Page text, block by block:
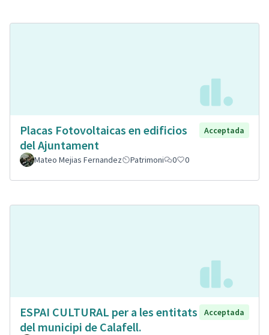
Placas Fotovoltaicas en edificios
del Ajuntament
Acceptada
Mateo Mejias Fernandez Patrimoni 0 0
ESPAI CULTURAL per a les entitats
del municipi de Calafell.
Acceptada